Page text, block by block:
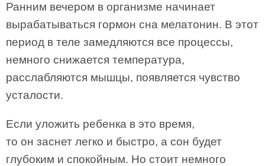
Ранним вечером в организме начинает
вырабатываться гормон сна мелатонин. В этот
период в теле замедляются все процессы,
немного снижается температура,
расслабляются мышцы, появляется чувство
усталости.
Если уложить ребенка в это время,
то он заснет легко и быстро, а сон будет
глубоким и спокойным. Но стоит немного